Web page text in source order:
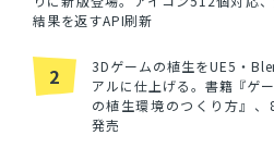
結果を返すAPI刷新
2
3Dゲームの植生をUE5・
アルに仕上げる。書籍『ゲ
の植生環境のつくり方』
発売